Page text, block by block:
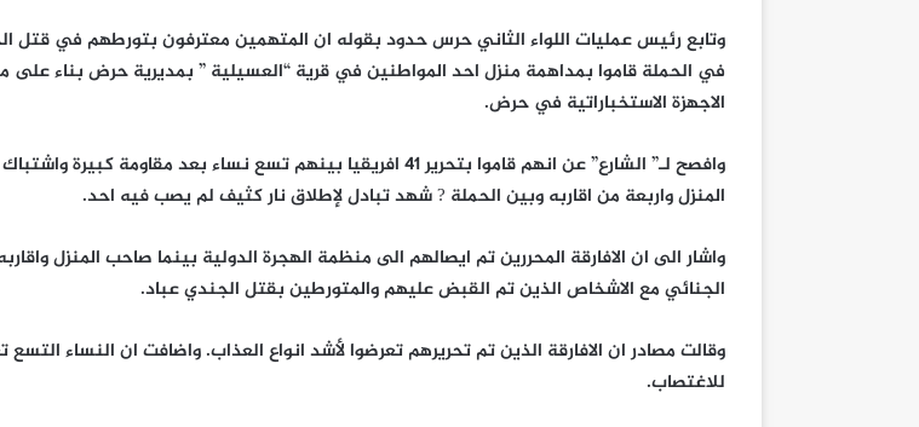
وتابع رئيس عمليات اللواء الثاني حرس حدود بقوله ان المتهمين معترفون بتورطهم في قتل
في الحملة قاموا بمداهمة منزل احد المواطنين في قرية “العسيلية ” بمديرية حرض بناء على
الاجهزة الاستخباراتية في حرض.
وافصح لـ” الشارع” عن انهم قاموا بتحرير 41 افريقيا بينهم تسع نساء بعد مقاومة
المنزل واربعة من اقاربه وبين الحملة ? شهد تبادل لإطلاق نار كثيف لم يصب فيه احد.
واشار الى ان الافارقة المحررين تم ايصالهم الى منظمة الهجرة الدولية بينما صاحب المنزل
الجنائي مع الاشخاص الذين تم القبض عليهم والمتورطين بقتل الجندي عباد.
وقالت مصادر ان الافارقة الذين تم تحريرهم تعرضوا لأشد انواع العذاب. واضافت ان النساء
للاغتصاب.